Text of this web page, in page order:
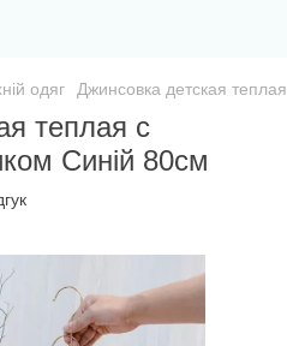
одяг Джинсовка детская
теплая c
Синій 80см